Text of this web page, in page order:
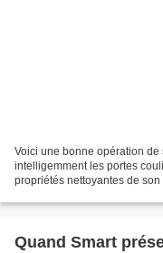
Voici une bonne opération
intelligemment les portes
propriétés nettoyantes de
Quand Smart